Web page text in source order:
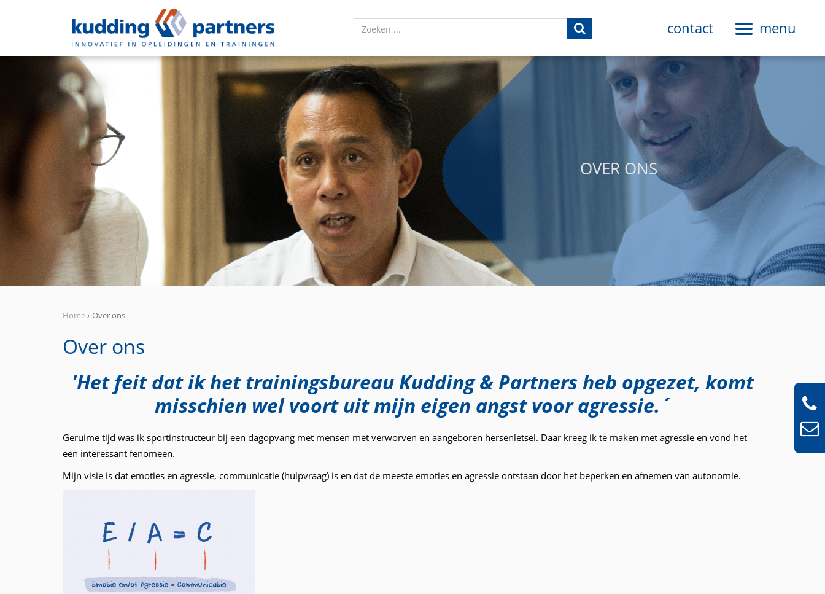
menu
Toggle
contact
OVER ONS
Home› Over ons
Over ons
'Het feit dat ik het trainingsbureau Kudding & Partners heb opgezet, komt
misschien wel voort uit mijn eigen angst voor agressie.´
Geruime tijd was ik sportinstructeur bij een dagopvang met mensen met verworven en aangeboren hersenletsel. Daar kreeg ik te maken met agressie en vond het
een interessant fenomeen.
Mijn visie is dat emoties en agressie, communicatie (hulpvraag) is en dat de meeste emoties en agressie ontstaan door het beperken en afnemen van autonomie.